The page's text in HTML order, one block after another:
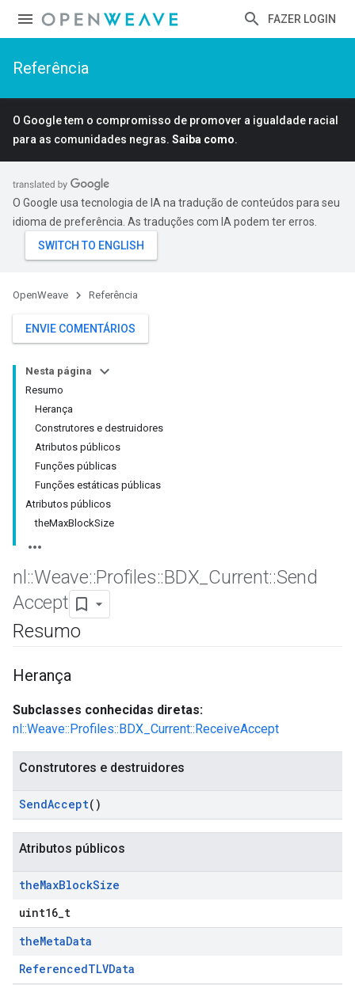
FAZER LOGIN
Referência
O Google tem o compromisso de promover a igualdade racial
para as comunidades negras. Saiba como.
O Google usa tecnologia de IA na tradução de conteúdos para seu
idioma de preferência. As traduções com IA podem ter erros.
OpenWeave Referência
ENVIE COMENTÁRIOS
Nesta página
Resumo
Herança
Construtores e destruidores
Atributos públicos
Funções públicas
Funções estáticas públicas
Atributos públicos
theMaxBlockSize
nl ::Weave::Profiles::BDX Current::Send
Accept
Resumo
Herança
Subclasses conhecidas diretas:
nl::Weave::Profiles::BDX_Current::ReceiveAccept
Construtores e destruidores
SendAccept()
Atributos públicos
theMaxBlockSize
uint16_t
theMetaData
ReferencedTLVData